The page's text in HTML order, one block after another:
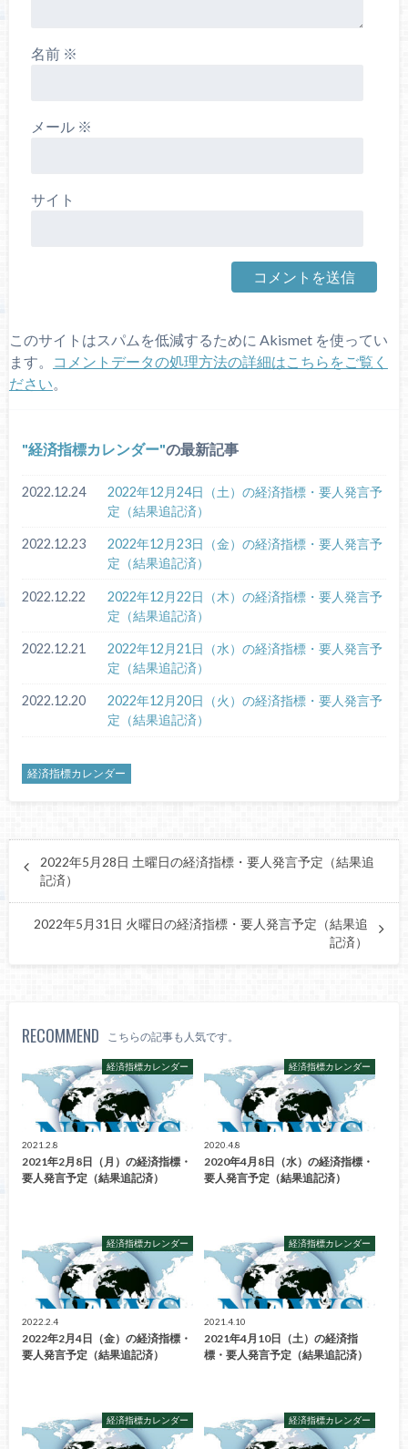
名前 ※
メール ※
サイト
このサイトはスパムを低減するために Akismet を使ってい
ます。
コメントデータの処理方法の詳細はこちらをご覧く
ださい。
経済指標カレンダー の最新記事
2022.12.24
2022年12月24日（土）の経済指標・要人発言予
定（結果追記済）
2022.12.23
2022年12月23日（金）の経済指標・要人発言予
定（結果追記済）
2022.12.22
2022年12月22日（木）の経済指標・要人発言予
定（結果追記済）
2022.12.21
2022年12月21日（水）の経済指標・要人発言予
定（結果追記済）
2022.12.20
2022年12月20日（火）の経済指標・要人発言予
定（結果追記済）
経済指標カレンダー
2022年5月28日 土曜日の経済指標・要人発言予定（結果追
記済）
2022年5月31日 火曜日の経済指標・要人発言予定（結果追
記済）
RECOMMEND こちらの記事も人気です。
経済指標カレンダー
2021.2.8
2021年2月8日（月）の経済指標・
要人発言予定（結果追記済）
経済指標カレンダー
2020.4.8
2020年4月8日（水）の経済指標・
要人発言予定（結果追記済）
経済指標カレンダー
2022.2.4
2022年2月4日（金）の経済指標・
要人発言予定（結果追記済）
経済指標カレンダー
2021.4.10
2021年4月10日（土）の経済指
標・要人発言予定（結果追記済）
経済指標カレンダー 経済指標カレンダー